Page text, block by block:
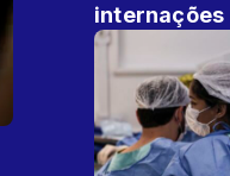
internações